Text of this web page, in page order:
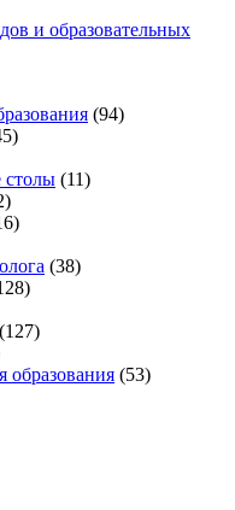
и образовательных
(94)
столы (11)
(38)
(127)
образования (53)